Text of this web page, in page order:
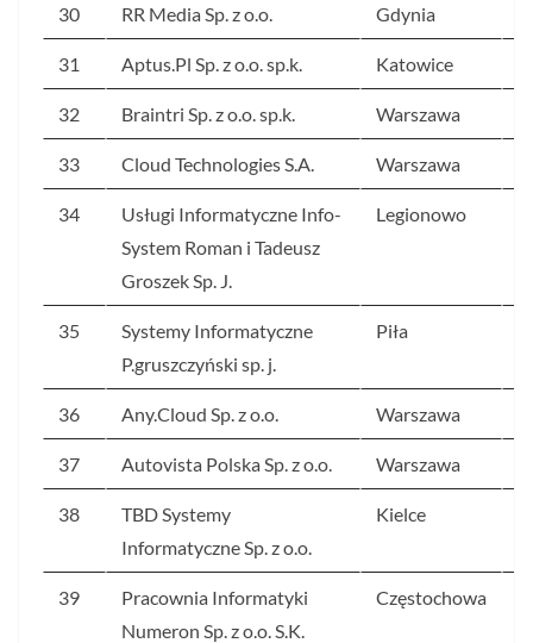
30 RR Media Sp. z o.o. Gdynia
31 Aptus.Pl Sp. z o.o. sp.k. Katowice
32 Braintri Sp. z o.o. sp.k. Warszawa
33 Cloud Technologies S.A. Warszawa
34
Usługi Informatyczne Info-
System Roman i Tadeusz
Groszek Sp. J.
Legionowo
35
Systemy Informatyczne
P.gruszczyński sp. j.
Piła
36 Any.Cloud Sp. z o.o. Warszawa
37 Autovista Polska Sp. z o.o. Warszawa
38
TBD Systemy
Informatyczne Sp. z o.o.
Kielce
39
Pracownia Informatyki
Numeron Sp. z o.o. S.K.
Częstochowa